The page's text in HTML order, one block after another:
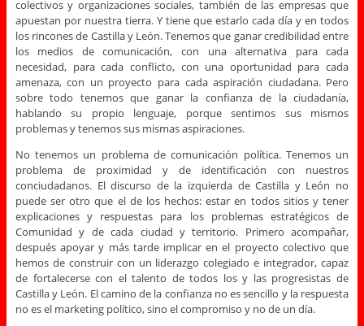
colectivos y organizaciones sociales, también de las empresas que
apuestan por nuestra tierra. Y tiene que estarlo cada día y en todos
los rincones de Castilla y León. Tenemos que ganar credibilidad entre
los medios de comunicación, con una alternativa para cada
necesidad, para cada conflicto, con una oportunidad para cada
amenaza, con un proyecto para cada aspiración ciudadana. Pero
sobre todo tenemos que ganar la confianza de la ciudadanía,
hablando su propio lenguaje, porque sentimos sus mismos
problemas y tenemos sus mismas aspiraciones.
No tenemos un problema de comunicación política. Tenemos un
problema de proximidad y de identificación con nuestros
conciudadanos. El discurso de la izquierda de Castilla y León no
puede ser otro que el de los hechos: estar en todos sitios y tener
explicaciones y respuestas para los problemas estratégicos de
Comunidad y de cada ciudad y territorio. Primero acompañar,
después apoyar y más tarde implicar en el proyecto colectivo que
hemos de construir con un liderazgo colegiado e integrador, capaz
de fortalecerse con el talento de todos los y las progresistas de
Castilla y León. El camino de la confianza no es sencillo y la respuesta
no es el marketing político, sino el compromiso y no de un día.